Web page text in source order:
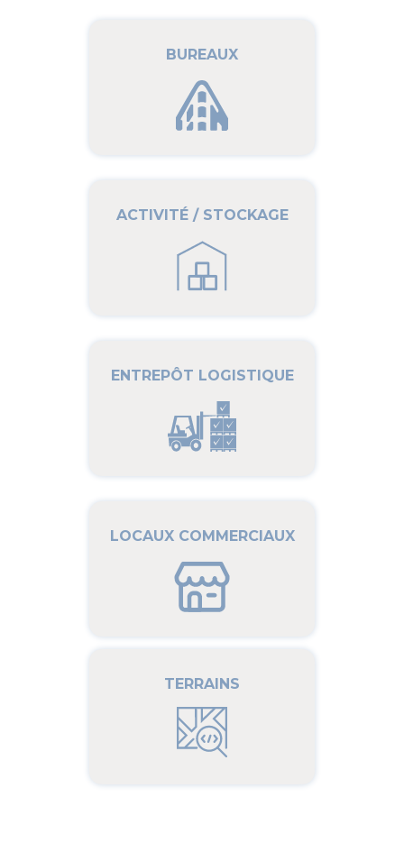
BUREAUX
ACTIVITÉ / STOCKAGE
ENTREPÔT LOGISTIQUE
LOCAUX COMMERCIAUX
TERRAINS